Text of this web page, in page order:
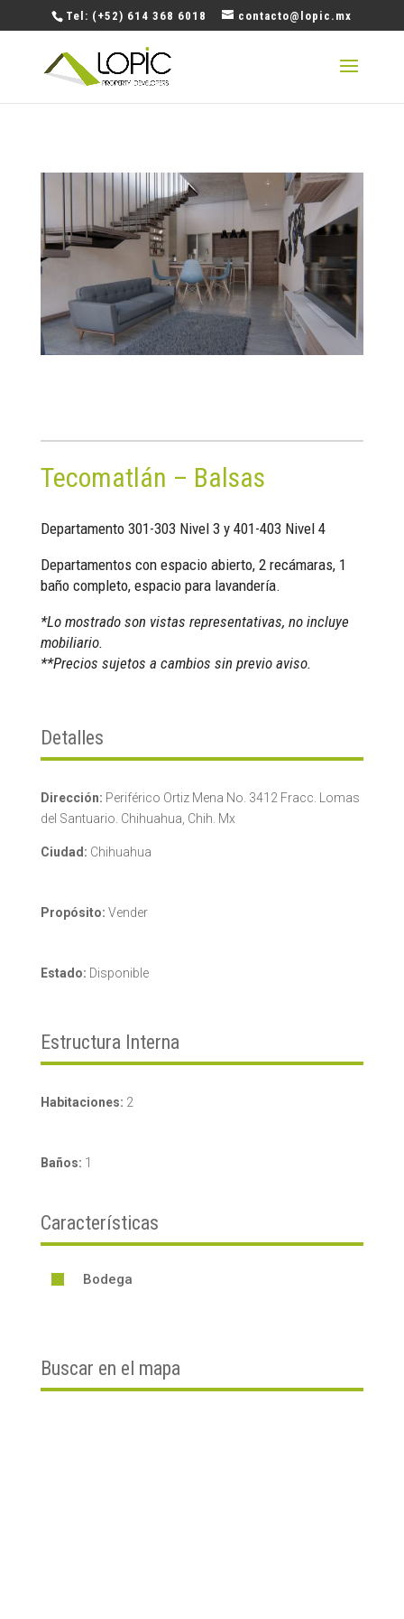
Tel: (+52) 614 368 6018 contacto@lopic.mx
Tecomatlán – Balsas
Departamento 301-303 Nivel 3 y 401-403 Nivel 4
Departamentos con espacio abierto, 2 recámaras, 1
baño completo, espacio para lavandería.
*Lo mostrado son vistas representativas, no incluye
mobiliario.
**Precios sujetos a cambios sin previo aviso.
Detalles
Dirección: Periférico Ortiz Mena No. 3412 Fracc. Lomas
del Santuario. Chihuahua, Chih. Mx
Ciudad: Chihuahua
Propósito: Vender
Estado: Disponible
Estructura Interna
Habitaciones: 2
Baños: 1
Características
Bodega
Buscar en el mapa